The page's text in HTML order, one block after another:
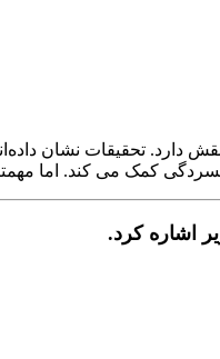
دارد. تحقیقات نشان
کمک می کند. اما
اشاره کرد.